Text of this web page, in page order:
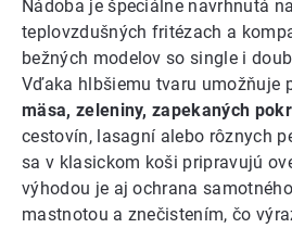
Nádoba je špeciálne navrhnutá
teplovzdušných fritézach a
bežných modelov so single i
Vďaka hlbšiemu tvaru umožňuje
mäsa, zeleniny, zapekaných
cestovín, lasagní alebo rôznych
sa v klasickom koši pripravujú
výhodou je aj ochrana
mastnotou a znečistením, čo